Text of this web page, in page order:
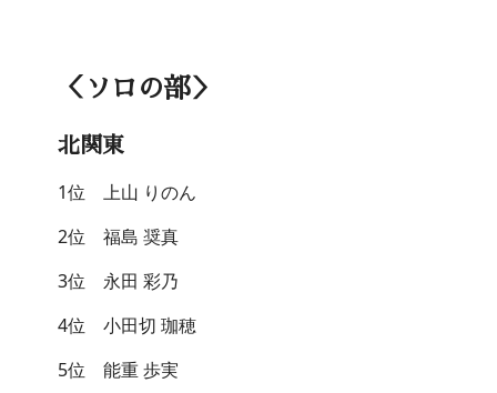
＜ソロの部＞
北関東
1位 上山 りのん
2位 福島 奨真
3位 永田 彩乃
4位 小田切 珈穂
5位 能重 歩実